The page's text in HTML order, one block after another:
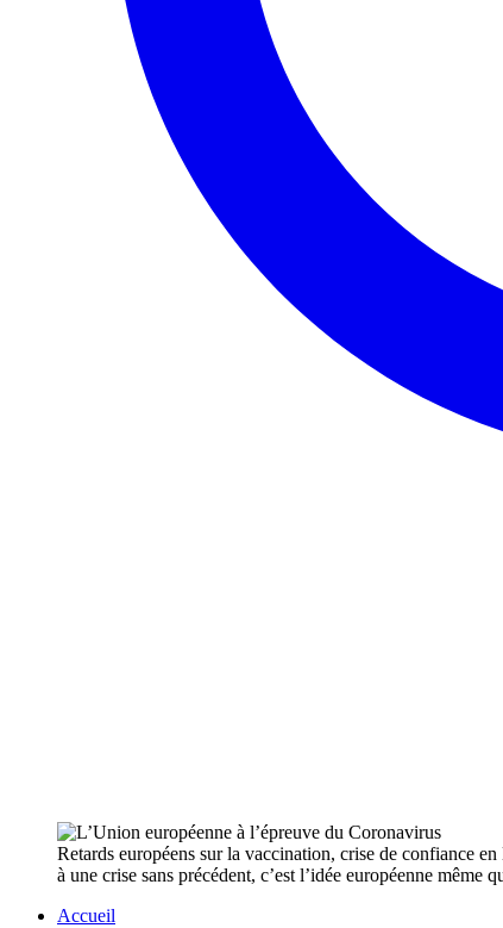
Retards européens sur la vaccination, crise de confiance
à une crise sans précédent, c’est l’idée européenne même
Accueil